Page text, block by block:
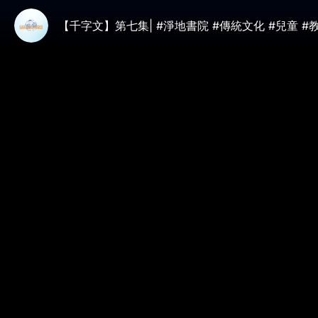
【千字文】第七集| #淨地書院 #傳統文化 #兒童 #